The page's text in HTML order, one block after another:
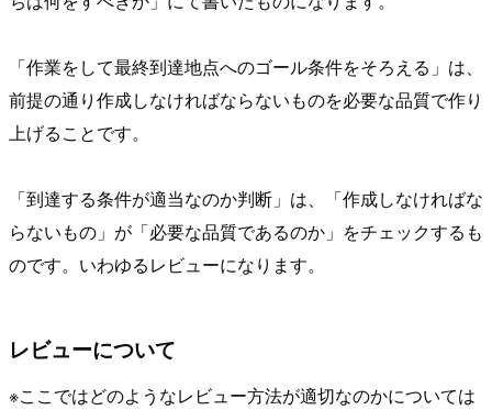
「作業をして最終到達地点へのゴール条件をそろえる」は、
前提の通り作成しなければならないものを必要な品質で作り
上げることです。
「到達する条件が適当なのか判断」は、「作成しなければな
らないもの」が「必要な品質であるのか」をチェックするも
のです。いわゆるレビューになります。
レビューについて
※ここではどのようなレビュー方法が適切なのかについては